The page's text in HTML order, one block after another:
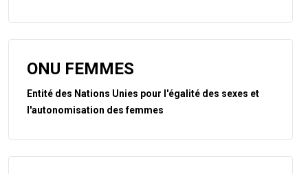
ONU FEMMES
Entité des Nations Unies pour l'égalité des sexes et
l'autonomisation des femmes